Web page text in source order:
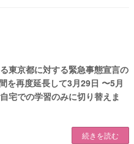
東京都に対する緊急事態宣言の
を再度延長して3月29日 〜5月
宅での学習のみに切り替えま
続きを読む